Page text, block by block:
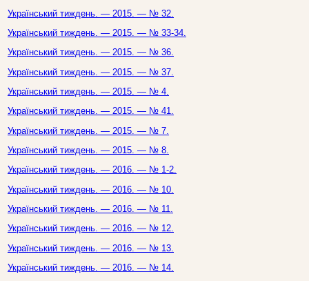
Український тиждень. — 2015. — № 32.
Український тиждень. — 2015. — № 33-34.
Український тиждень. — 2015. — № 36.
Український тиждень. — 2015. — № 37.
Український тиждень. — 2015. — № 4.
Український тиждень. — 2015. — № 41.
Український тиждень. — 2015. — № 7.
Український тиждень. — 2015. — № 8.
Український тиждень. — 2016. — № 1-2.
Український тиждень. — 2016. — № 10.
Український тиждень. — 2016. — № 11.
Український тиждень. — 2016. — № 12.
Український тиждень. — 2016. — № 13.
Український тиждень. — 2016. — № 14.